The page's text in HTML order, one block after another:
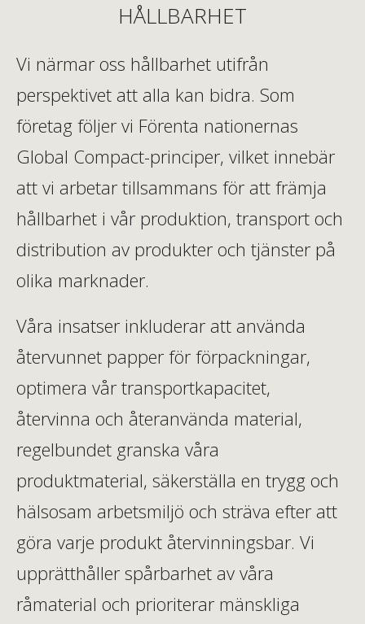
HÅLLBARHET
Vi närmar oss hållbarhet utifrån
perspektivet att alla kan bidra. Som
företag följer vi Förenta nationernas
Global Compact-principer, vilket innebär
att vi arbetar tillsammans för att främja
hållbarhet i vår produktion, transport och
distribution av produkter och tjänster på
olika marknader.
Våra insatser inkluderar att använda
återvunnet papper för förpackningar,
optimera vår transportkapacitet,
återvinna och återanvända material,
regelbundet granska våra
produktmaterial, säkerställa en trygg och
hälsosam arbetsmiljö och sträva efter att
göra varje produkt återvinningsbar. Vi
upprätthåller spårbarhet av våra
råmaterial och prioriterar mänskliga